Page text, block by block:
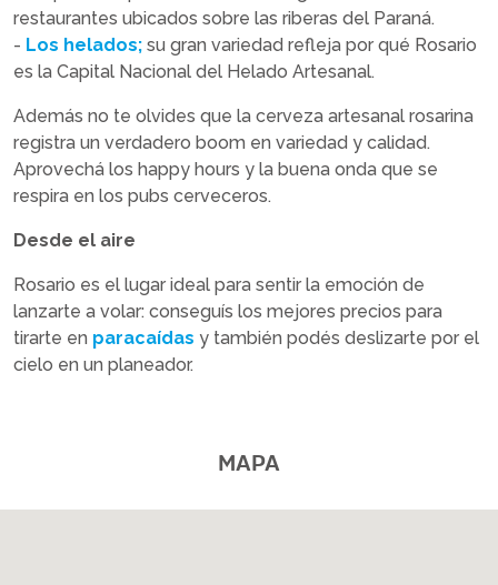
restaurantes ubicados sobre las riberas del Paraná.
- Los helados; su gran variedad refleja por qué Rosario
es la Capital Nacional del Helado Artesanal.
Además no te olvides que la cerveza artesanal rosarina
registra un verdadero boom en variedad y calidad.
Aprovechá los happy hours y la buena onda que se
respira en los pubs cerveceros.
Desde el aire
Rosario es el lugar ideal para sentir la emoción de
lanzarte a volar: conseguís los mejores precios para
tirarte en paracaídas y también podés deslizarte por el
cielo en un planeador.
MAPA